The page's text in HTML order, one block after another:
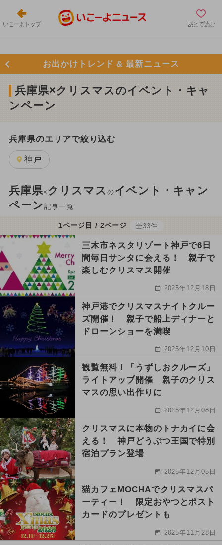
いこーよトップ あとで読む
お出かけトレンド & 最新ニュース
兵庫県×クリスマスのイベント・キャ
ンペーン
兵庫県のエリアで絞り込む
神戸
兵庫県× クリスマス のイベント・キャン
ペーン記事一覧
1ページ目 / 2ページ 全33件
三木市ネスタリゾート神戸で6日
間毎日サンタに会える！ 親子で
楽しむクリスマス開催
2025年12月18日
神戸港でクリスマスナイトクルー
ズ開催！ 親子で船上ディナーと
ドローンショーを満喫
2025年12月10日
観覧無料！「うずしおクルーズ」
ライトアップ開催 親子のクリス
マスの思い出作りに
2025年12月08日
クリスマスに本物のトナカイに会
える！ 神戸どうぶつ王国で特別
宿泊プラン登場
2025年12月05日
猫カフェMOCHAでクリスマスパ
ーティー！ 限定おやつとポスト
カードのプレゼントも
2025年11月28日